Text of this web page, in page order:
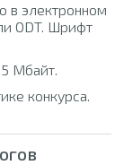
в электронном
ODT. Шрифт
Мбайт.
конкурса.